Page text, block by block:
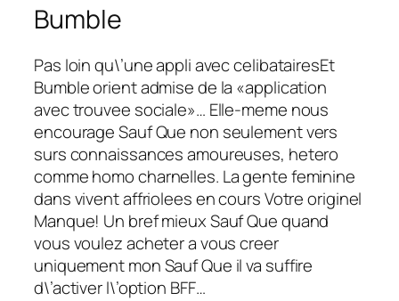
Bumble
Pas loin qu\’une appli avec celibatairesEt
Bumble orient admise de la «application
avec trouvee sociale»… Elle-meme nous
encourage Sauf Que non seulement vers
surs connaissances amoureuses, hetero
comme homo charnelles. La gente feminine
dans vivent affriolees en cours Votre originel
Manque! Un bref mieux Sauf Que quand
vous voulez acheter a vous creer
uniquement mon Sauf Que il va suffire
d\’activer l\’option BFF…